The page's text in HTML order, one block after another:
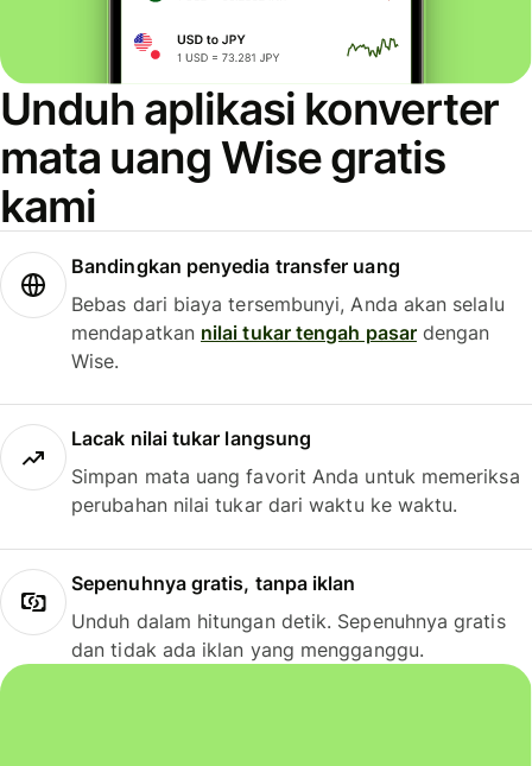
Unduh aplikasi konverter
mata uang Wise gratis
kami
Bandingkan penyedia transfer uang
Bebas dari biaya tersembunyi, Anda akan selalu
mendapatkan nilai tukar tengah pasardengan
Wise.
Lacak nilai tukar langsung
Simpan mata uang favorit Anda untuk memeriksa
perubahan nilai tukar dari waktu ke waktu.
Sepenuhnya gratis, tanpa iklan
Unduh dalam hitungan detik. Sepenuhnya gratis
dan tidak ada iklan yang mengganggu.